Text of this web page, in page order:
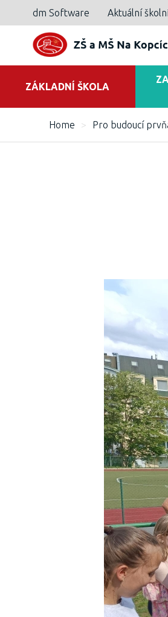
dm Software Aktuální
ZÁKLADNÍ ŠKOLA
Home > Pro budoucí